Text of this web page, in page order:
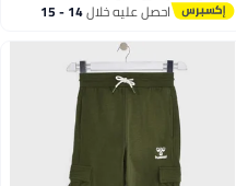
أقل سعر في 7 يوماحصل عليه خلال 14 - 15